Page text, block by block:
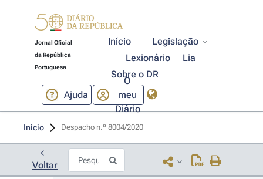
Jornal Oficial
da República
Portuguesa
Início
Legislação
Lexionário
Lia
Sobre o DR
Ajuda
O
meu
Diário
Início Despacho n.º 8004/2020
Voltar